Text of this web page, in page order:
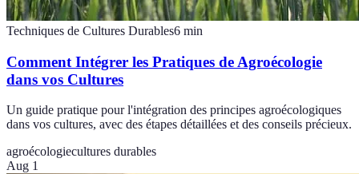
Techniques de Cultures Durables6 min
Comment Intégrer les Pratiques de Agroécologie
dans vos Cultures
Un guide pratique pour l'intégration des principes agroécologiques
dans vos cultures, avec des étapes détaillées et des conseils précieux.
agroécologiecultures durables
Aug 1